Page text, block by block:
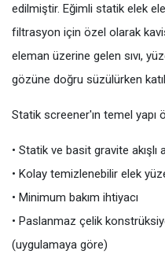
edilmiştir. Eğimli statik elek
filtrasyon için özel olarak
eleman üzerine gelen sıvı,
gözüne doğru süzülürken
Statik screener'ın temel yapı
• Statik ve basit gravite akışlı
• Kolay temizlenebilir elek
• Minimum bakım ihtiyacı
• Paslanmaz çelik
(uygulamaya göre)